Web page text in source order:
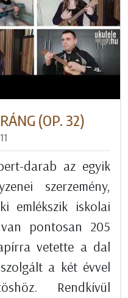
(OP. 32)
darab az egyik
szerzemény,
emlékszik iskolai
pontosan 205
vetette a dal
a két évvel
Rendkívül